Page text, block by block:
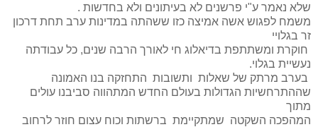
שלא נאמר ע"י פרשנים לא בעיתונים ולא בחדשות .
משמח לפגוש אשה אמיצה כזו ששהתה במדינות ערב תחת דרכון
זר בגלויי
חוקרת ומשתתפת בדיאלוג חי לאורך הרבה שנים, כל עבודתה
נעשיית בגלוי.
בערב מרתק של שאלות ותשובות התחזקה בנו האמונה
שההתרחשיות הגדולות בעולם החדש המתהווה סביבנו עולים
מתוך
המהפכה השקטה שמתקיימת ברשתות וכוח עצום חוזר לרחוב